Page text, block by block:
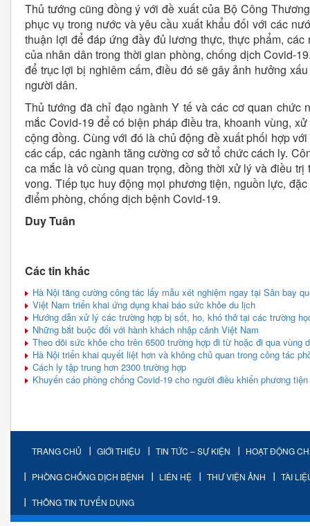
Thủ tướng cũng đồng ý với đề xuất của Bộ Công
phục vụ trong nước và yêu cầu xuất khẩu đối với các
thuận lợi để đáp ứng đầy đủ lương thực, thực phẩm,
của nhân dân trong thời gian phòng, chống dịch Covid-
để trục lợi bị nghiêm cấm, điều đó sẽ gây ảnh hưởng
người dân.
Thủ tướng đã chỉ đạo ngành Y tế và các cơ quan chức
mắc Covid-19 để có biện pháp điều tra, khoanh vùng,
cộng đồng. Cùng với đó là chủ động đề xuất phối hợp
các cấp, các ngành tăng cường cơ sở tổ chức cách ly.
ca mắc là vô cùng quan trọng, đồng thời xử lý và điều
vong. Tiếp tục huy động mọi phương tiện, nguồn lực,
điểm phòng, chống dịch bệnh Covid-19.
Duy Tuân
Các tin khác
Hà Nội tăng cường công tác lấy mẫu xét nghiệm ngay tại Sân bay
Việt Nam triển khai ứng dụng khai báo sức khỏe du lịch
Hướng dẫn xử lý các trường hợp bị sốt, ho, khó thở tại các trường
Những bắt buộc đối với hành khách nhập cảnh Việt Nam
Theo dõi sức khỏe cho trên 6500 trường hợp đi từ hoặc đi qua vùng
Hà Nội triển khai quyết liệt hơn và không chủ quan trong công tác
Cách ly tập trung hơn 2300 trường hợp
Khuyến cáo phòng chống Covid-19 cho người điều khiển phương
TRANG CHỦ GIỚI THIỆU TIN TỨC – SỰ KIỆN HOẠT ĐỘNG
PHÒNG CHỐNG DỊCH BỆNH LIÊN HỆ THƯ VIỆN ẢNH TÀI
THÔNG TIN TUYỂN DỤNG